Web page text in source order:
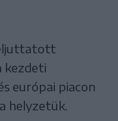
kezdeti
európai piacon
helyzetük.